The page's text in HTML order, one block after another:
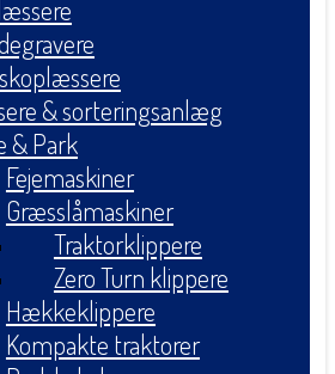
& sorteringsanlæg
& Park
Fejemaskiner
Græsslåmaskiner
Traktorklippere
Zero Turn klippere
Hækkeklippere
Kompakte traktorer